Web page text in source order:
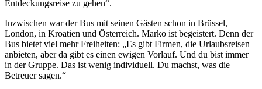
Entdeckungsreise zu gehen“.
Inzwischen war der Bus mit seinen Gästen schon in Brüssel,
London, in Kroatien und Österreich. Marko ist begeistert. Denn der
Bus bietet viel mehr Freiheiten: „Es gibt Firmen, die Urlaubsreisen
anbieten, aber da gibt es einen ewigen Vorlauf. Und du bist immer
in der Gruppe. Das ist wenig individuell. Du machst, was die
Betreuer sagen.“